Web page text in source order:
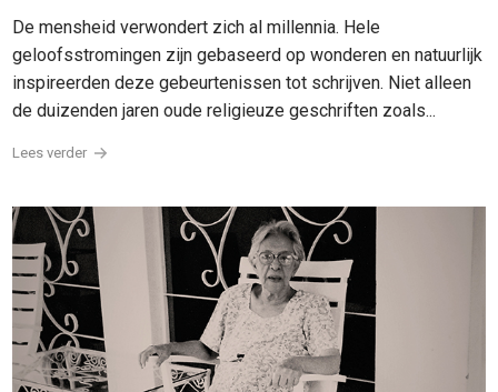
De mensheid verwondert zich al millennia. Hele
geloofsstromingen zijn gebaseerd op wonderen en natuurlijk
inspireerden deze gebeurtenissen tot schrijven. Niet alleen
de duizenden jaren oude religieuze geschriften zoals...
Lees verder